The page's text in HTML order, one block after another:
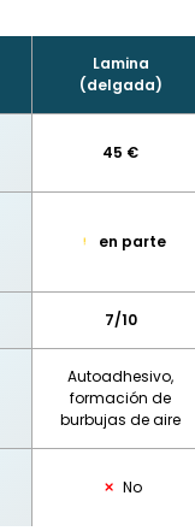
Lamina
(delgada)
45 €
en parte
7/10
Autoadhesivo,
formación de
burbujas de aire
No